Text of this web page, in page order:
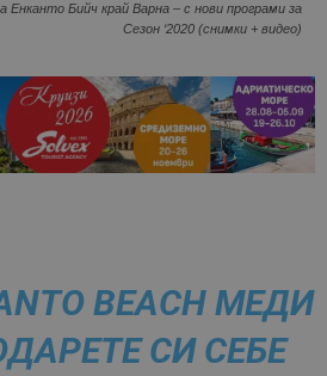
Енканто Бийч край Варна – с нови програми за
Сезон ‘2020 (снимки + видео)
BEACH МЕДИ
СИ СЕБЕ